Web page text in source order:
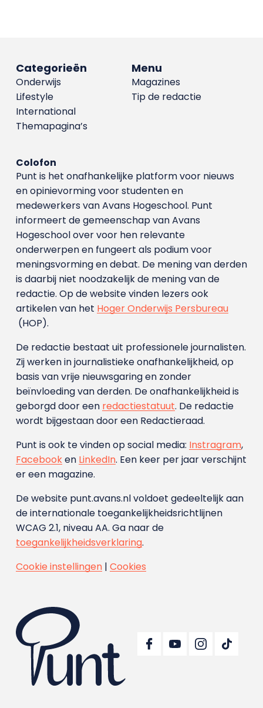
Menu
Magazines
Tip de redactie
Categorieën
Onderwijs
Lifestyle
International
Themapagina’s
Colofon
Punt is het onafhankelijke platform voor nieuws
en opinievorming voor studenten en
medewerkers van Avans Hoge­school. Punt
informeert de gemeenschap van Avans
Hogeschool over voor hen relevante
onderwerpen en fungeert als podium voor
meningsvorming en debat. De mening van derden
is daarbij niet noodzakelijk de mening van de
redactie. Op de website vinden lezers ook
artikelen van het Hoger Onderwijs Persbureau
(HOP).
De redactie bestaat uit professionele journalisten.
Zij werken in journalistieke onafhankelijkheid, op
basis van vrije nieuwsgaring en zonder
beïnvloeding van derden. De onafhankelijkheid is
geborgd door een redactiestatuut. De redactie
wordt bijgestaan door een Redactieraad.
Punt is ook te vinden op social media: Instragram,
Facebooken LinkedIn. Een keer per jaar verschijnt
er een magazine.
De website punt.avans.nl voldoet gedeeltelijk aan
de internationale toegankelijkheidsrichtlijnen
WCAG 2.1, niveau AA. Ga naar de
toegankelijkheidsverklaring.
Cookie instellingen| Cookies